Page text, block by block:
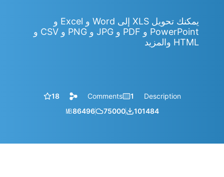
يمكنك تحويل XLS إلى Word و Excel و
PowerPoint و PDF و JPG و PNG و CSV و
HTML والمزيد
Description
1
Comments
18
101484
75000
86496
㎆︎